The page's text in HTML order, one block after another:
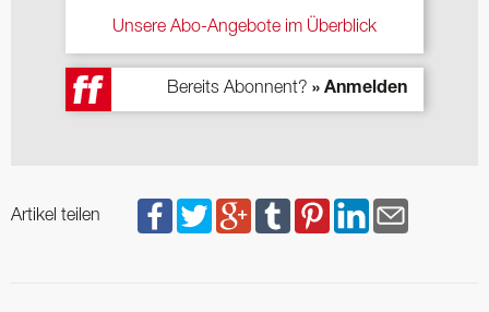
Unsere Abo-Angebote im Überblick
Bereits Abonnent? » Anmelden
Artikel teilen